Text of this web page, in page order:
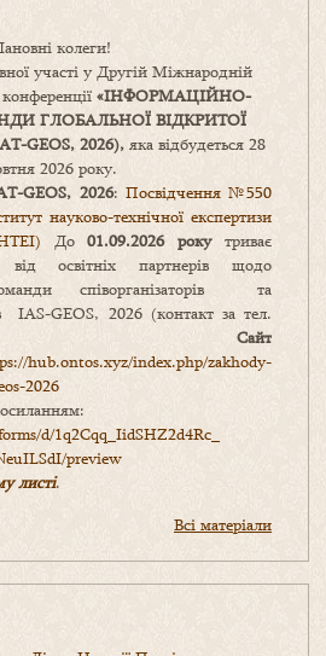
колеги!
участі у Другій Міжнародній
«ІНФОРМАЦІЙНО-
ГЛОБАЛЬНОЇ ВІДКРИТОЇ
GEOS, 2026),яка відбудеться 28
2026 року.
GEOS, 2026: Посвідчення №550
науково-технічної експертизи
До01.09.2026 рокутриває
освітніх партнерів щодо
співорганізаторів та
IAS-GEOS, 2026 (контакт за тел.
Сайт
hub.ontos.xyz/index.php/zakhody-
2026
d/1q2Cqq_IidSHZ2d4Rc_
preview
листі.
Всі матеріали